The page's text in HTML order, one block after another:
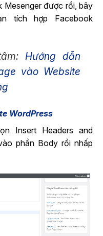
Mesenger được rồi, bây
tích hợp Facebook
Hướng dẫn
vào Website
WordPress
Insert Headers and
phần Body rồi nhấp